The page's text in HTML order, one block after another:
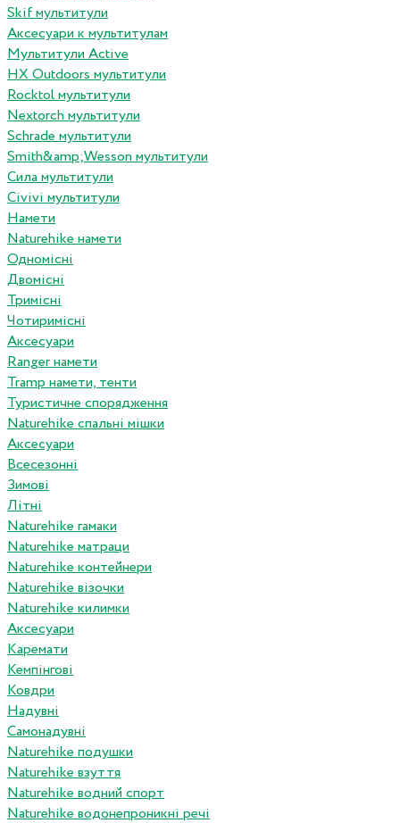
Skif мультитули
Аксесуари к мультитулам
Мультитули Active
HX Outdoors мультитули
Rocktol мультитули
Nextorch мультитули
Schrade мультитули
Smith&amp;Wesson мультитули
Сила мультитули
Civivi мультитули
Намети
Naturehike намети
Одномісні
Двомісні
Тримісні
Чотиримісні
Аксесуари
Ranger намети
Tramp намети, тенти
Туристичне спорядження
Naturehike спальні мішки
Аксесуари
Всесезонні
Зимові
Літні
Naturehike гамаки
Naturehike матраци
Naturehike контейнери
Naturehike візочки
Naturehike килимки
Аксесуари
Каремати
Кемпінгові
Ковдри
Надувні
Самонадувні
Naturehike подушки
Naturehike взуття
Naturehike водний спорт
Naturehike водонепроникні речі